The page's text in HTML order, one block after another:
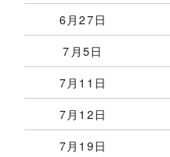
6月27日
7月5日
7月11日
7月12日
7月19日